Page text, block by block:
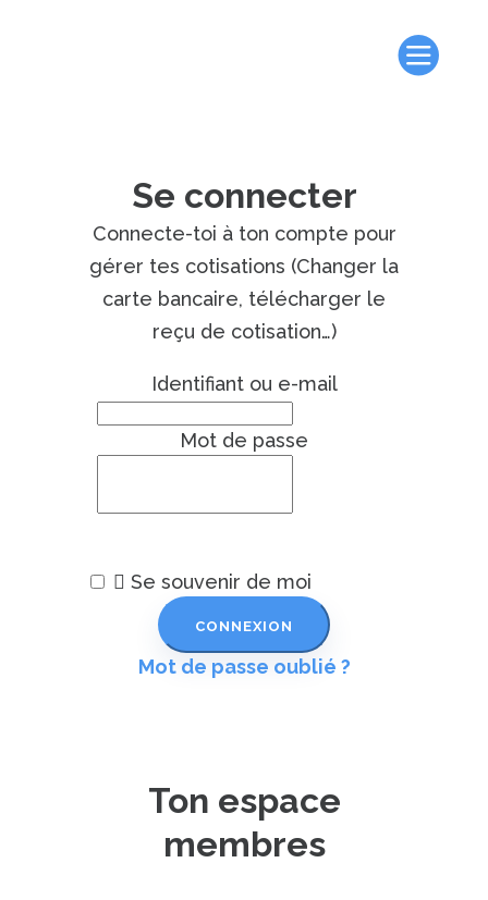
Se connecter
Connecte-toi à ton compte pour
gérer tes cotisations (Changer la
carte bancaire, télécharger le
reçu de cotisation…)
Identifiant ou e-mail
Mot de passe
Se souvenir de moi
Mot de passe oublié ?
Ton espace
membres